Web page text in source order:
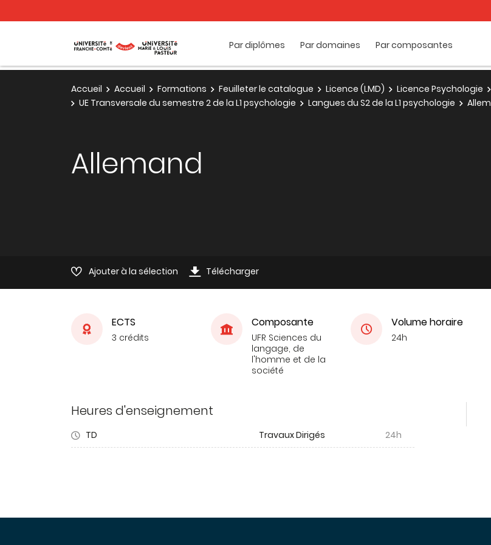
Par diplômes Par domaines Par composantes
Accueil Accueil Formations Feuilleter le catalogue Licence (LMD) Licence Psychologie
UE Transversale du semestre 2 de la L1 psychologie
Langues du S2 de la L1 psychologie
Allemand
Ajouter à la sélection Télécharger
ECTS
3 crédits
Composante
UFR Sciences du
langage, de
l'homme et de la
société
Volume horaire
24h
Heures d'enseignement
TD Travaux Dirigés 24h